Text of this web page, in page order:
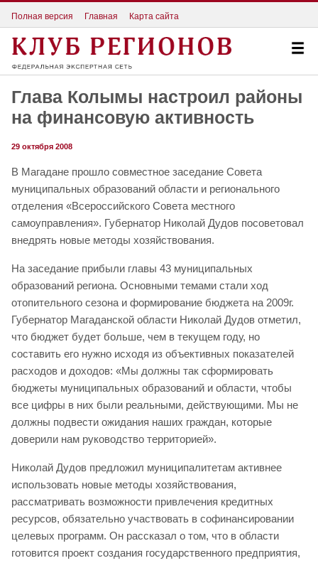
Полная версия Главная Карта сайта
Глава Колымы настроил районы
на финансовую активность
29 октября 2008
В Магадане прошло совместное заседание Совета
муниципальных образований области и регионального
отделения «Всероссийского Совета местного
самоуправления». Губернатор Николай Дудов посоветовал
внедрять новые методы хозяйствования.
На заседание прибыли главы 43 муниципальных
образований региона. Основными темами стали ход
отопительного сезона и формирование бюджета на 2009г.
Губернатор Магаданской области Николай Дудов отметил,
что бюджет будет больше, чем в текущем году, но
составить его нужно исходя из объективных показателей
расходов и доходов: «Мы должны так сформировать
бюджеты муниципальных образований и области, чтобы
все цифры в них были реальными, действующими. Мы не
должны подвести ожидания наших граждан, которые
доверили нам руководство территорией».
Николай Дудов предложил муниципалитетам активнее
использовать новые методы хозяйствования,
рассматривать возможности привлечения кредитных
ресурсов, обязательно участвовать в софинансировании
целевых программ. Он рассказал о том, что в области
готовится проект создания государственного предприятия,